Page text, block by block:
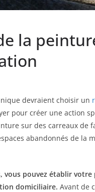
la
devraient choisir un
pour créer une action
sur des carreaux de
abandonnés de la
vous pouvez établir
domiciliaire. Avant de